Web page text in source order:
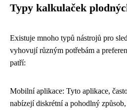
Typy kalkulaček
Existuje mnoho typů nástrojů pro
vyhovují různým potřebám a
patří:
Mobilní aplikace: Tyto aplikace,
nabízejí diskrétní a pohodlný